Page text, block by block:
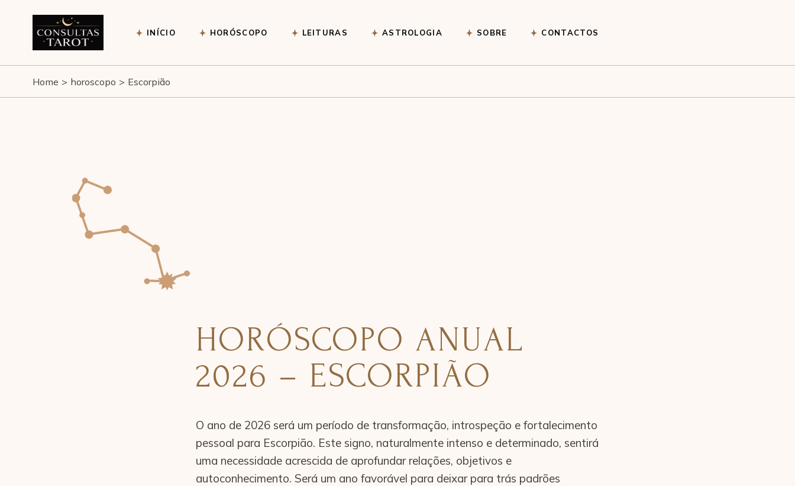
INÍCIO HORÓSCOPO LEITURAS ASTROLOGIA SOBRE CONTACTOS
Home horoscopo Escorpião
HORÓSCOPO ANUAL
2026 – ESCORPIÃO
O ano de 2026 será um período de transformação, introspeção e fortalecimento
pessoal para Escorpião. Este signo, naturalmente intenso e determinado, sentirá
uma necessidade acrescida de aprofundar relações, objetivos e
autoconhecimento. Será um ano favorável para deixar para trás padrões